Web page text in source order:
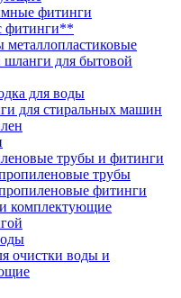
фитинги
фитинги**
металлопластиковые
для бытовой
для воды
для стиральных машин
трубы и фитинги
трубы
фитинги
комплектующие
очистки воды и